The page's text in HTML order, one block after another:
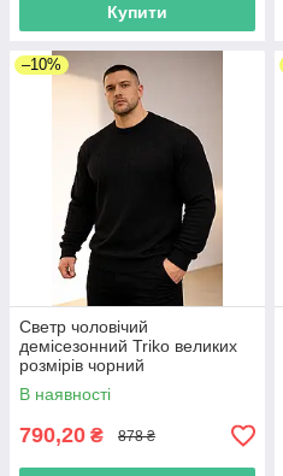
Купити
–10%
Светр чоловічий
демісезонний Triko великих
розмірів чорний
В наявності
790,20 ₴ 878 ₴